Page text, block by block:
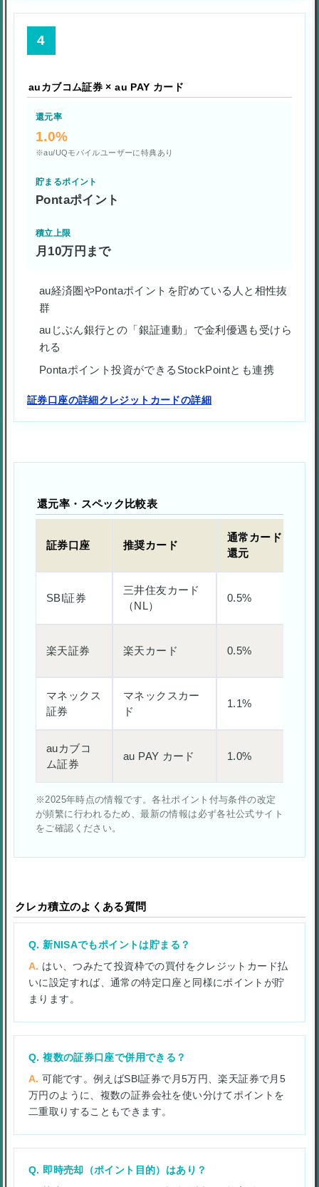
4
auカブコム証券 × au PAY カード
還元率
1.0%
※au/UQモバイルユーザーに特典あり
貯まるポイント
Pontaポイント
積立上限
月10万円まで
au経済圏やPontaポイントを貯めている人と相性抜
群
auじぶん銀行との「銀証連動」で金利優遇も受けら
れる
Pontaポイント投資ができるStockPointとも連携
証券口座の詳細クレジットカードの詳細
還元率・スペック比較表
証券口座 推奨カード
通常カード
還元
SBI証券
三井住友カード
（NL）
0.5%
楽天証券 楽天カード 0.5%
マネックス
証券
マネックスカー
ド
1.1%
auカブコ
ム証券
au PAY カード 1.0%
※2025年時点の情報です。各社ポイント付与条件の改定
が頻繁に行われるため、最新の情報は必ず各社公式サイト
をご確認ください。
クレカ積立のよくある質問
新NISAでもポイントは貯まる？
はい、つみたて投資枠での買付をクレジットカード払
いに設定すれば、通常の特定口座と同様にポイントが貯
まります。
複数の証券口座で併用できる？
可能です。例えばSBI証券で月5万円、楽天証券で月5
万円のように、複数の証券会社を使い分けてポイントを
二重取りすることもできます。
即時売却（ポイント目的）はあり？